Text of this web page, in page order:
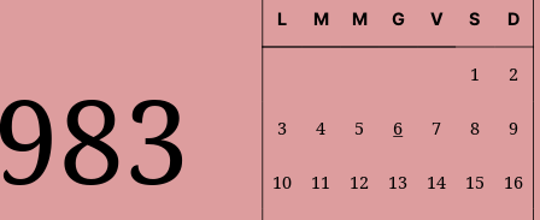
L M M G V S D
1 2
3 4 5 6 7 8 9
10 11 12 13 14 15 16